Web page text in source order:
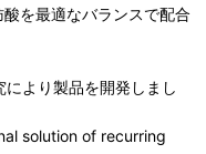
を最適なバランスで配合
より製品を開発しまし
solution of recurring